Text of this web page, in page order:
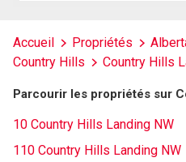
Accueil Propriétés
Country Hills
Country Hills
Parcourir les propriétés sur
10 Country Hills Landing NW
110 Country Hills Landing NW